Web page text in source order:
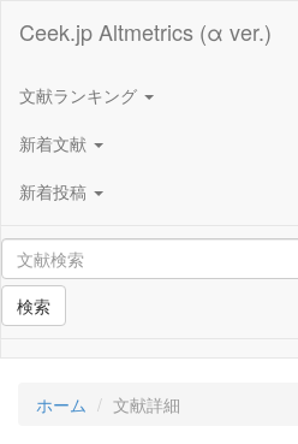
Ceek.jp Altmetrics (α ver.)
文献ランキング
新着文献
新着投稿
検索
ホーム 文献詳細